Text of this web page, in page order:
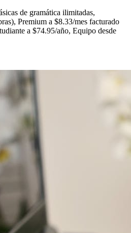
de gramática ilimitadas,
Premium a $8.33/mes facturado
a $74.95/año, Equipo desde